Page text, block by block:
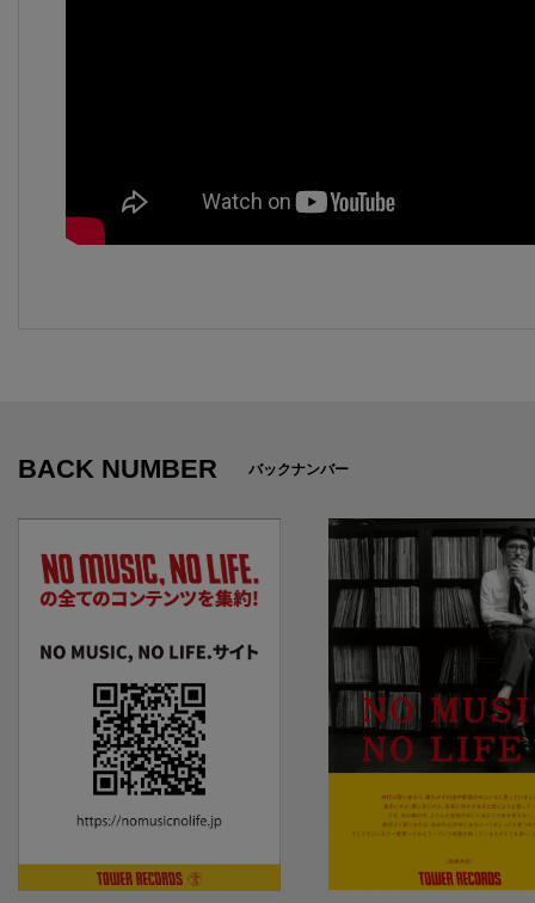
BACK NUMBER バックナンバー